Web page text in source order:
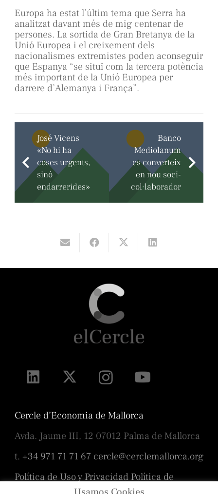
Europa ha estat l’últim tema que Serra ha
analitzat davant més de mig centenar de
persones. La sortida de Gran Bretanya de la
Unió Europea i el creixement dels
nacionalismes extremistes poden aconseguir
que Espanya “se situï com la tercera potència
més important de la Unió Europea per
darrere d’Alemanya i França”.
José Vicens
«No hi ha
coses urgents,
sinó
endarrerides»
Banco
Mediolanum
es converteix
en nou soci-
col·laborador
Cercle d’Economia de Mallorca
Avda. Jaume III, 12 07012 Palma de Mallorca
t. +34 971 71 71 67 cercle@cerclemallorca.org
Política de Uso y Privacidad Política de